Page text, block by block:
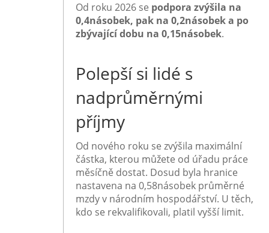
Od roku 2026 se podpora zvýšila na
0,4násobek, pak na 0,2násobek a po
zbývající dobu na 0,15násobek.
Polepší si lidé s
nadprůměrnými
příjmy
Od nového roku se zvýšila maximální
částka, kterou můžete od úřadu práce
měsíčně dostat. Dosud byla hranice
nastavena na 0,58násobek průměrné
mzdy v národním hospodářství. U těch,
kdo se rekvalifikovali, platil vyšší limit.